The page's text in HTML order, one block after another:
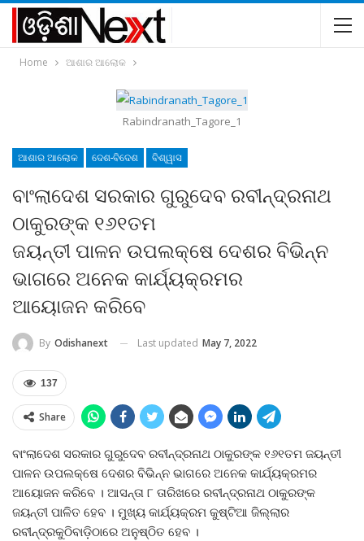
Home ଆଶାର ଆଲୋକ
Rabindranath_Tagore_1
ଆଶାର ଆଲୋକ ଦେଶ-ବିଦେଶ ବିଶ୍ୱାସ
ବାଂଲାଦେଶ ସରକାର ଗୁରୁଦେବ ରବୀନ୍ଦ୍ରନାଥ
ଠାକୁରଙ୍କ ୧୬୧ତମ
ଜୟନ୍ତୀ ପାଳନ ଉପଲକ୍ଷେ ଦେଶର ବିଭିନ୍ନ
ଭାଗରେ ଅନେକ କାର୍ଯ୍ୟକ୍ରମର
ଆୟୋଜନ କରିବେ
By Odishanext Last updated May 7, 2022
137
Share
ବାଂଲାଦେଶ ସରକାର ଗୁରୁଦେବ ରବୀନ୍ଦ୍ରନାଥ ଠାକୁରଙ୍କ ୧୬୧ତମ ଜୟନ୍ତୀ
ପାଳନ ଉପଲକ୍ଷେ ଦେଶର ବିଭିନ୍ନ ଭାଗରେ ଅନେକ କାର୍ଯ୍ୟକ୍ରମର
ଆୟୋଜନ କରିବେ । ଆସନ୍ତା ୮ ତାରିଖରେ ରବୀନ୍ଦ୍ରନାଥ ଠାକୁରଙ୍କ
ଜୟନ୍ତୀ ପାଳିତ ହେବ । ମୁଖ୍ୟ କାର୍ଯ୍ୟକ୍ରମ କୁଷ୍ଟିଆ ଜିଲ୍ଲାର
ରବୀନ୍ଦ୍ରକୁଠିବାଡ଼ିଠାରେ ଅନୁଷ୍ଠିତ ହେବ ।